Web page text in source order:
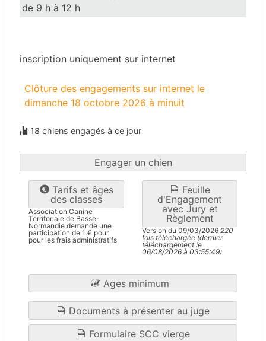
de 9 h à 12 h
inscription uniquement sur internet
Clôture des engagements sur internet le
dimanche 18 octobre 2026 à minuit
18 chiens engagés à ce jour
Engager un chien
Tarifs et âges
des classes
Association Canine
Territoriale de Basse-
Normandie demande une
participation de 1 € pour
pour les frais administratifs
Feuille
d'Engagement
avec Jury et
Règlement
Version du 09/03/2026 220
fois téléchargée (dernier
téléchargement le
06/08/2026 à 03:55:49)
Ages minimum
Documents à présenter au juge
Formulaire SCC vierge